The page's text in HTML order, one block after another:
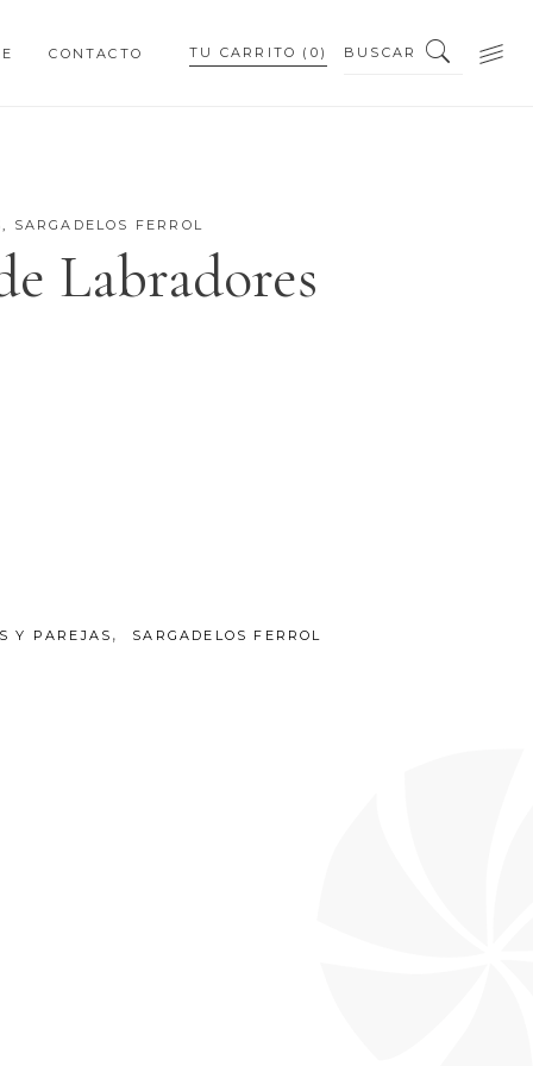
PEQUEÑOS DETALLES
CONTACTO TU CARRITO (0)
, SARGADELOS FERROL
Labradores
Y PAREJAS , SARGADELOS FERROL